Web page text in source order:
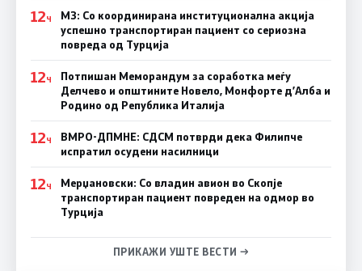
12Ч
МЗ: Со координирана институционална акција
успешно транспортиран пациент со сериозна
повреда од Турција
12Ч
Потпишан Меморандум за соработка меѓу
Делчево и општините Новело, Монфорте д’Алба и
Родино од Република Италија
12Ч
ВМРО-ДПМНЕ: СДСM потврди дека Филипче
испратил осудени насилници
12Ч
Мерџановски: Со владин авион во Скопје
транспортиран пациент повреден на одмор во
Турција
ПРИКАЖИ УШТЕ ВЕСТИ →